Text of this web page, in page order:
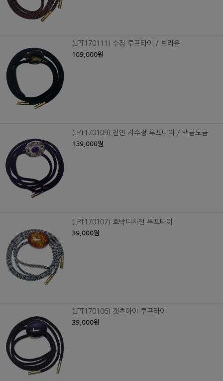
(LPT170111) 수정 루프타이 / 브라운
109,000원
(LPT170109) 천연 자수정 루프타이 / 백금도금
139,000원
(LPT170107) 호박디자인 루프타이
39,000원
(LPT170106) 캣츠아이 루프타이
39,000원